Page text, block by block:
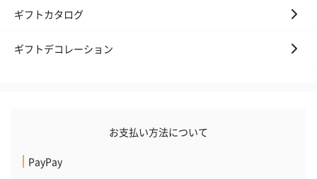
ギフトカタログ
ギフトデコレーション
お支払い方法について
PayPay